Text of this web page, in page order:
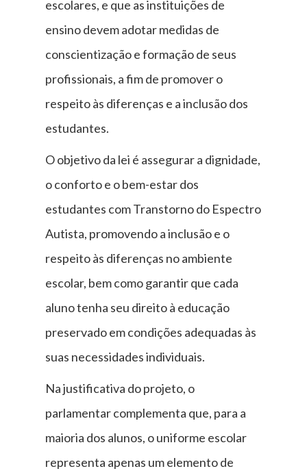
escolares, e que as instituições de
ensino devem adotar medidas de
conscientização e formação de seus
profissionais, a fim de promover o
respeito às diferenças e a inclusão dos
estudantes.
O objetivo da lei é assegurar a dignidade,
o conforto e o bem-estar dos
estudantes com Transtorno do Espectro
Autista, promovendo a inclusão e o
respeito às diferenças no ambiente
escolar, bem como garantir que cada
aluno tenha seu direito à educação
preservado em condições adequadas às
suas necessidades individuais.
Na justificativa do projeto, o
parlamentar complementa que, para a
maioria dos alunos, o uniforme escolar
representa apenas um elemento de